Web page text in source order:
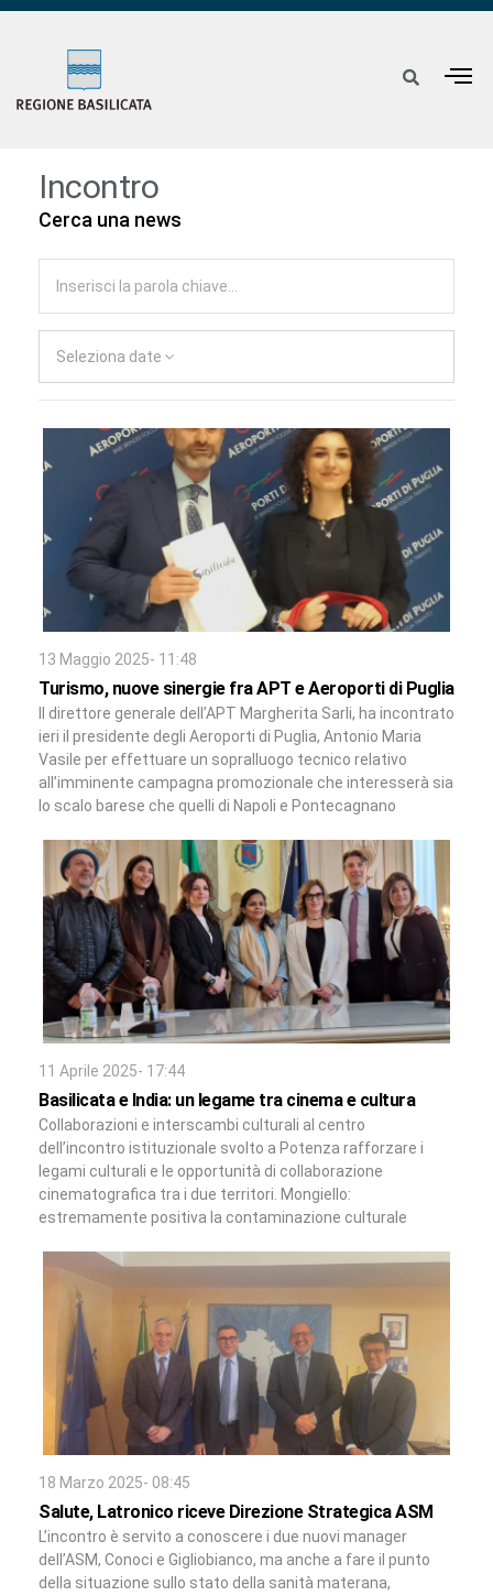
Incontro
Cerca una news
Seleziona date
13 Maggio 2025- 11:48
Turismo, nuove sinergie fra APT e Aeroporti di Puglia
Il direttore generale dell’APT Margherita Sarli, ha incontrato
ieri il presidente degli Aeroporti di Puglia, Antonio Maria
Vasile per effettuare un sopralluogo tecnico relativo
all’imminente campagna promozionale che interesserà sia
lo scalo barese che quelli di Napoli e Pontecagnano
11 Aprile 2025- 17:44
Basilicata e India: un legame tra cinema e cultura
Collaborazioni e interscambi culturali al centro
dell’incontro istituzionale svolto a Potenza rafforzare i
legami culturali e le opportunità di collaborazione
cinematografica tra i due territori. Mongiello:
estremamente positiva la contaminazione culturale
18 Marzo 2025- 08:45
Salute, Latronico riceve Direzione Strategica ASM
L’incontro è servito a conoscere i due nuovi manager
dell’ASM, Conoci e Gigliobianco, ma anche a fare il punto
della situazione sullo stato della sanità materana,